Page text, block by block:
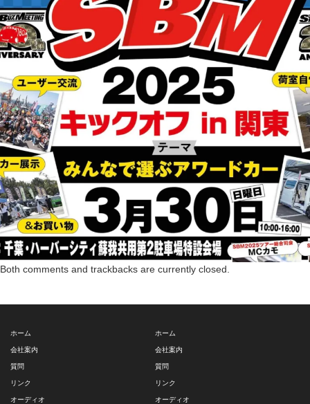
Both comments and trackbacks are currently closed.
ホーム
会社案内
質問
リンク
オーディオ
ホーム
会社案内
質問
リンク
オーディオ